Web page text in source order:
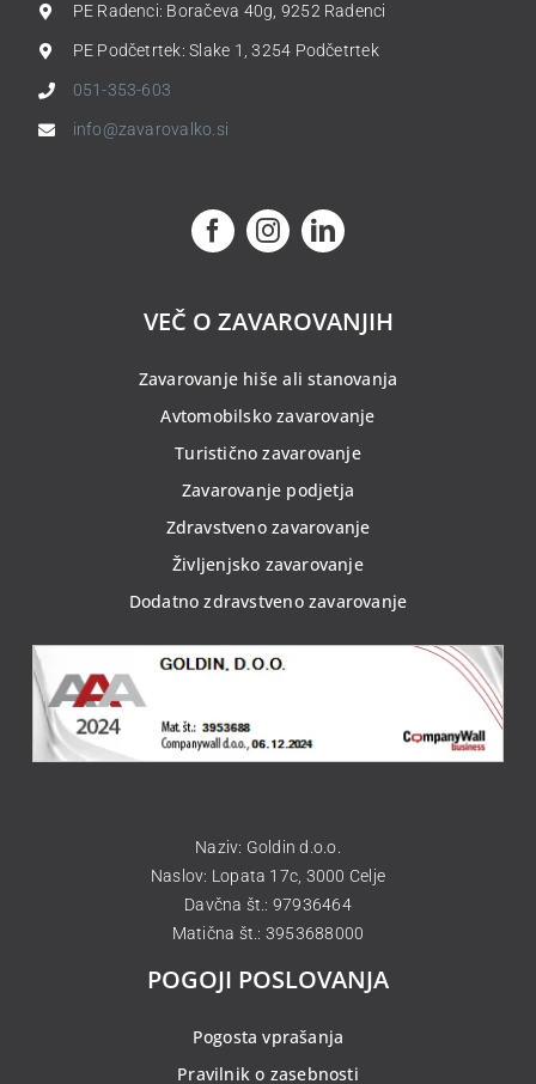
VEČ O ZAVAROVANJIH
Zavarovanje hiše ali stanovanja
Avtomobilsko zavarovanje
Turistično zavarovanje
Zavarovanje podjetja
Zdravstveno zavarovanje
Življenjsko zavarovanje
Dodatno zdravstveno zavarovanje
Naziv: Goldin d.o.o.
Naslov: Lopata 17c, 3000 Celje
Davčna št.: 97936464
Matična št.: 3953688000
POGOJI POSLOVANJA
Pogosta vprašanja
Pravilnik o zasebnosti
PE Radenci: Boračeva 40g, 9252 Radenci
PE Podčetrtek: Slake 1, 3254 Podčetrtek
051-353-603
info@zavarovalko.si